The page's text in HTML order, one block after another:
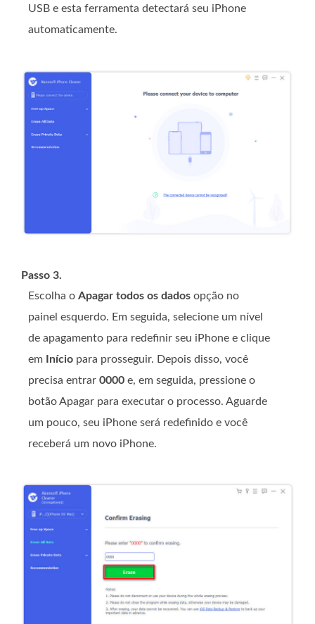
USB e esta ferramenta detectará seu iPhone
automaticamente.
Passo 3.
Escolha o Apagar todos os dados opção no
painel esquerdo. Em seguida, selecione um nível
de apagamento para redefinir seu iPhone e clique
em
Início para prosseguir. Depois disso, você
precisa entrar 0000 e, em seguida, pressione o
botão Apagar para executar o processo. Aguarde
um pouco, seu iPhone será redefinido e você
receberá um novo iPhone.